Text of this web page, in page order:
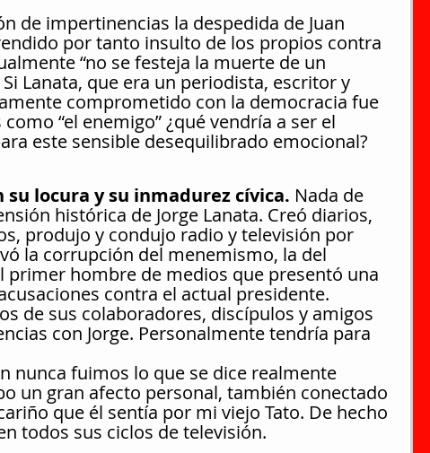
de impertinencias la despedida de Juan
por tanto insulto de los propios contra
“no se festeja la muerte de un
Lanata, que era un periodista, escritor y
comprometido con la democracia fue
“el enemigo” ¿qué vendría a ser el
este sensible desequilibrado emocional?
su locura y su inmadurez cívica. Nada de
histórica de Jorge Lanata. Creó diarios,
produjo y condujo radio y televisión por
la corrupción del menemismo, la del
primer hombre de medios que presentó una
contra el actual presidente.
de sus colaboradores, discípulos y amigos
con Jorge. Personalmente tendría para
nunca fuimos lo que se dice realmente
un gran afecto personal, también conectado
que él sentía por mi viejo Tato. De hecho
todos sus ciclos de televisión.